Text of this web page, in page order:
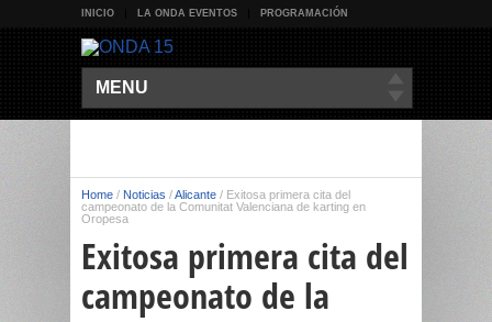
INICIO LA ONDA EVENTOS PROGRAMACIÓN
MENU
Home / Noticias /Alicante / Exitosa primera cita del
campeonato de la Comunitat Valenciana de karting en
Oropesa
Exitosa primera cita del
campeonato de la